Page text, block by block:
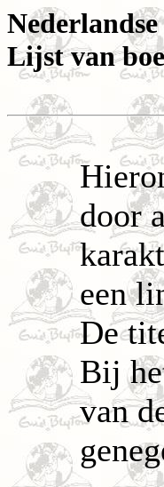
Lijst van
door
een
De
Bij
van